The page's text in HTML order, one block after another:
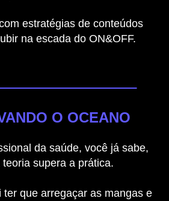
estratégias de conteúdos
na escada do ON&OFF.
O OCEANO
da saúde, você já sabe,
teoria supera a prática.
ter que arregaçar as mangas e